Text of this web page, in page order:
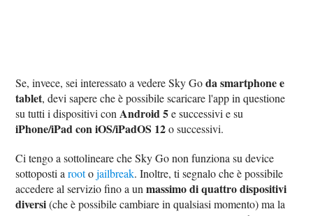
Se, invece, sei interessato a vedere Sky Goda smartphone e
tablet, devi sapere che è possibile scaricare l'app in questione
su tutti i dispositivi con Android 5e successivi e su
iPhone/iPad con iOS/iPadOS 12o successivi.
Ci tengo a sottolineare che Sky Go non funziona su device
sottoposti arootojailbreak. Inoltre, ti segnalo che è possibile
accedere al servizio fino a unmassimo di quattro dispositivi
diversi(che è possibile cambiare in qualsiasi momento) ma la